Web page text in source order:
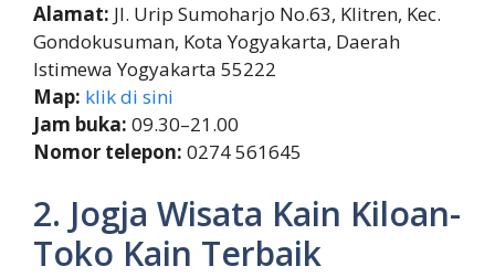
Alamat: Jl. Urip Sumoharjo No.63, Klitren, Kec.
Gondokusuman, Kota Yogyakarta, Daerah
Istimewa Yogyakarta 55222
Map: klik di sini
Jam buka: 09.30–21.00
Nomor telepon: 0274 561645
2. Jogja Wisata Kain Kiloan-
Toko Kain Terbaik